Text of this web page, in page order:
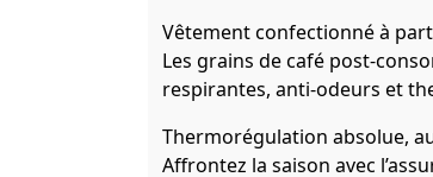
Vêtement confectionné à
Les grains de café post-
respirantes, anti-odeurs et
Thermorégulation absolue,
Affrontez la saison avec